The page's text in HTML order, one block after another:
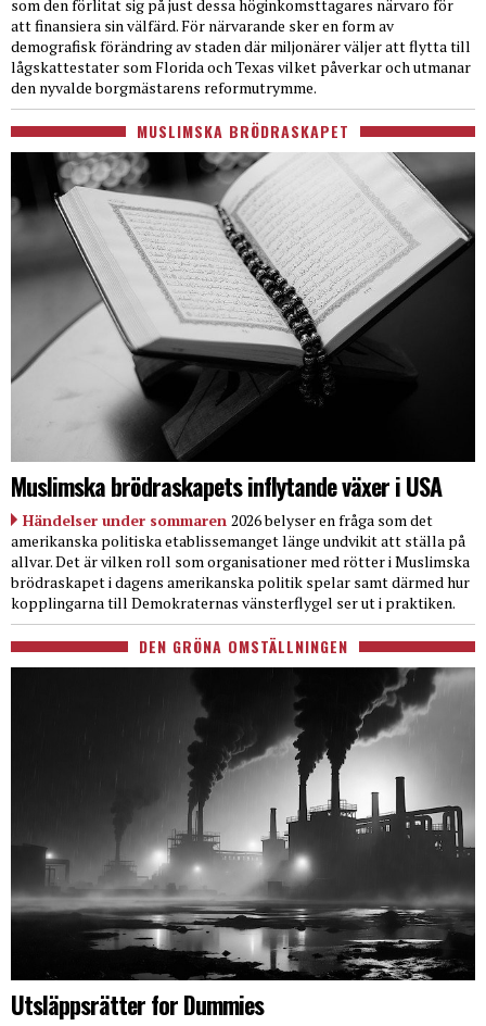
som den förlitat sig på just dessa höginkomsttagares närvaro för
att finansiera sin välfärd. För närvarande sker en form av
demografisk förändring av staden där miljonärer väljer att flytta till
lågskattestater som Florida och Texas vilket påverkar och utmanar
den nyvalde borgmästarens reformutrymme.
MUSLIMSKA BRÖDRASKAPET
Muslimska brödraskapets inflytande växer i USA
Händelser under sommaren 2026 belyser en fråga som det
amerikanska politiska etablissemanget länge undvikit att ställa på
allvar. Det är vilken roll som organisationer med rötter i Muslimska
brödraskapet i dagens amerikanska politik spelar samt därmed hur
kopplingarna till Demokraternas vänsterflygel ser ut i praktiken.
DEN GRÖNA OMSTÄLLNINGEN
Utsläppsrätter for Dummies